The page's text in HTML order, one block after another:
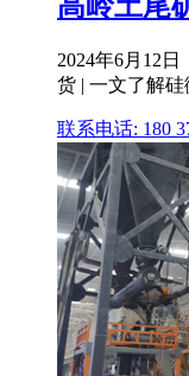
高岭土尾
2024年6月12
货 | 一文了解
联系电话: 180